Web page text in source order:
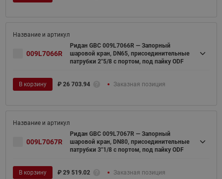
009L7066R
Ридан GBC 009L7066R — Запорный
шаровой кран, DN65, присоединительные
патрубки 2"5/8 с портом, под пайку ODF
В корзину ₽ 26 703.94 Заказная позиция
009L7067R
Ридан GBC 009L7067R — Запорный
шаровой кран, DN80, присоединительные
патрубки 3"1/8 с портом, под пайку ODF
В корзину ₽ 29 519.02 Заказная позиция